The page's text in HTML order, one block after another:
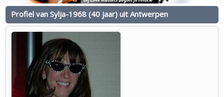
Profiel van Sylja-1968 (40 jaar) uit Antwerpen